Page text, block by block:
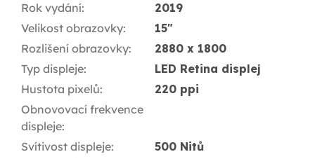
Rok vydání:
2019
Velikost obrazovky:
15"
Rozlišení obrazovky:
2880 x 1800
Typ displeje:
LED Retina displej
Hustota pixelů:
220 ppi
Obnovovací frekvence
displeje:
Svítivost displeje:
500 Nitů